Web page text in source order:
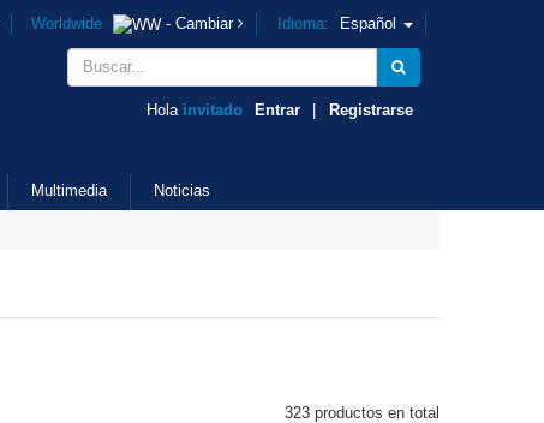
Worldwide - Cambiar Idioma: Español
Hola invitado Entrar Registrarse
Multimedia Noticias
323 productos en total